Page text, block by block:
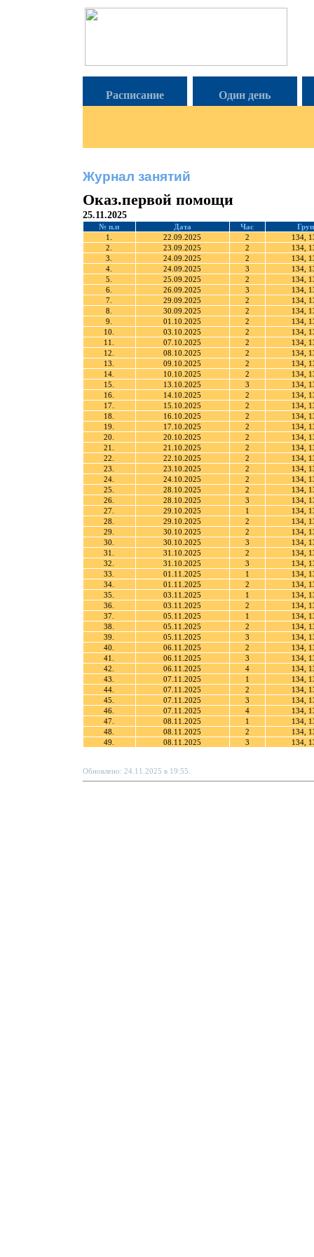
Расписание Один день
Журнал занятий
Оказ.первой помощи
25.11.2025
№ п.п Дата Час
1.
22.09.2025 2
134,
2.
23.09.2025 2
134,
3.
24.09.2025 2
134,
4.
24.09.2025 3
134,
5.
25.09.2025 2
134,
6.
26.09.2025 3
134,
7.
29.09.2025 2
134,
8.
30.09.2025 2
134,
9.
01.10.2025 2
134,
10.
03.10.2025 2
134,
11.
07.10.2025 2
134,
12.
08.10.2025 2
134,
13.
09.10.2025 2
134,
14.
10.10.2025 2
134,
15.
13.10.2025 3
134,
16.
14.10.2025 2
134,
17.
15.10.2025 2
134,
18.
16.10.2025 2
134,
19.
17.10.2025 2
134,
20.
20.10.2025 2
134,
21.
21.10.2025 2
134,
22.
22.10.2025 2
134,
23.
23.10.2025 2
134,
24.
24.10.2025 2
134,
25.
28.10.2025 2
134,
26.
28.10.2025 3
134,
27.
29.10.2025 1
134,
28.
29.10.2025 2
134,
29.
30.10.2025 2
134,
30.
30.10.2025 3
134,
31.
31.10.2025 2
134,
32.
31.10.2025 3
134,
33.
01.11.2025 1
134,
34.
01.11.2025 2
134,
35.
03.11.2025 1
134,
36.
03.11.2025 2
134,
37.
05.11.2025 1
134,
38.
05.11.2025 2
134,
39.
05.11.2025 3
134,
40.
06.11.2025 2
134,
41.
06.11.2025 3
134,
42.
06.11.2025 4
134,
43.
07.11.2025 1
134,
44.
07.11.2025 2
134,
45.
07.11.2025 3
134,
46.
07.11.2025 4
134,
47.
08.11.2025 1
134,
48.
08.11.2025 2
134,
49.
08.11.2025 3 134,
Обновлено: 24.11.2025 в 19:55.